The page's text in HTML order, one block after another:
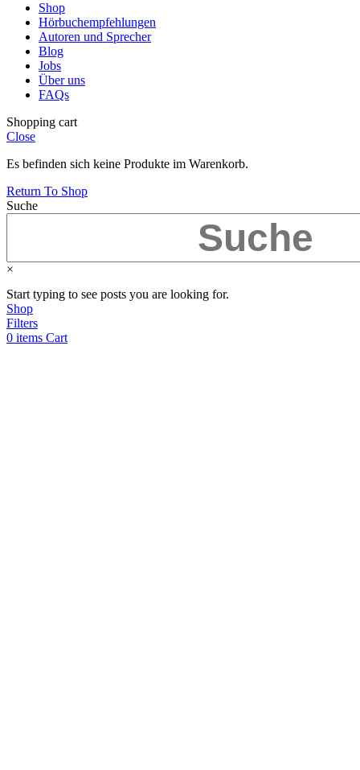
Shop
Hörbuchempfehlungen
Autoren und Sprecher
Blog
Jobs
Über uns
FAQs
Shopping cart
Close
Es befinden sich keine Produkte im Warenkorb.
Return To Shop
Suche
×
Start typing to see posts you are looking for.
Shop
Filters
0 items Cart